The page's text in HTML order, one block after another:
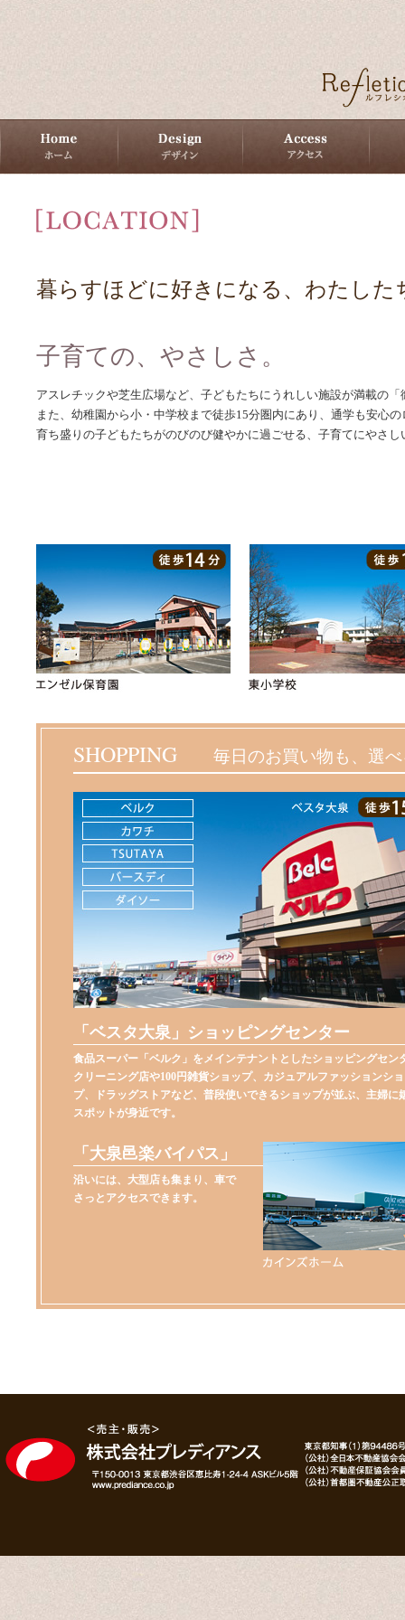
暮らすほどに好きになる、わたした
子育ての、やさしさ。
アスレチックや芝生広場など、子どもたちにうれしい施設が満載の
また、幼稚園から小・中学校まで徒歩15分圏内にあり、通学も安心
育ち盛りの子どもたちがのびのび健やかに過ごせる、子育てにやさし
SHOPPING 毎日のお買い物も、選
「ベスタ大泉」ショッピングセンター
食品スーパー「ベルク」をメインテナントとしたショッピングセン
クリーニング店や100円雑貨ショップ、カジュアルファッションシ
プ、ドラッグストアなど、普段使いできるショップが並ぶ、主婦に
スポットが身近です。
「大泉邑楽バイパス」
沿いには、大型店も集まり、車で
さっとアクセスできます。